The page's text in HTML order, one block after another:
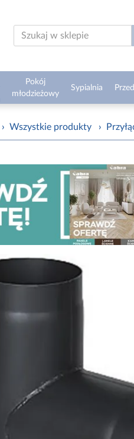
Pokój
młodzieżowy
Sypialnia
› Wszystkie produkty ›